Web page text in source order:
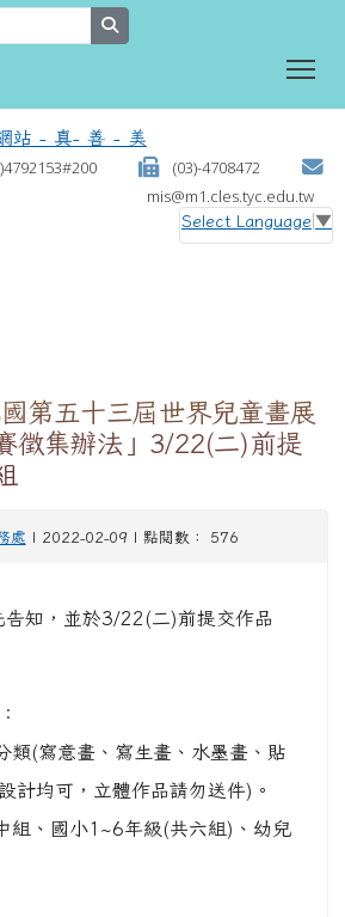
(03)-4708472
mis@m1.cles.tyc.edu.tw
Select Language ▼
第五十三屆世界兒童畫展
徵集辦法」3/22(二)前提
處 | 2022-02-09 | 點閱數： 576
知，並於3/22(二)前提交作品
類(寫意畫、寫生畫、水墨畫、貼
計均可，立體作品請勿送件)。
組、國小1~6年級(共六組)、幼兒